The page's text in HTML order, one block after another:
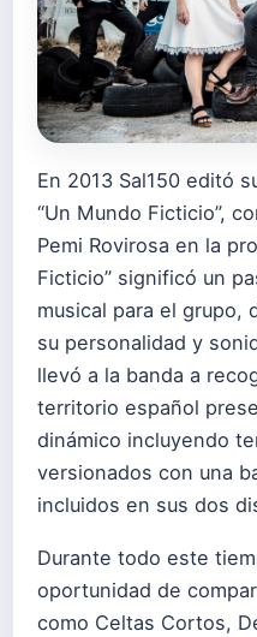
En 2013 Sal150 editó
“Un Mundo Ficticio”,
Pemi Rovirosa en la
Ficticio” significó un
musical para el grupo,
su personalidad y
llevó a la banda a
territorio español
dinámico incluyendo
versionados con una
incluidos en sus dos
Durante todo este
oportunidad de
como Celtas Cortos,